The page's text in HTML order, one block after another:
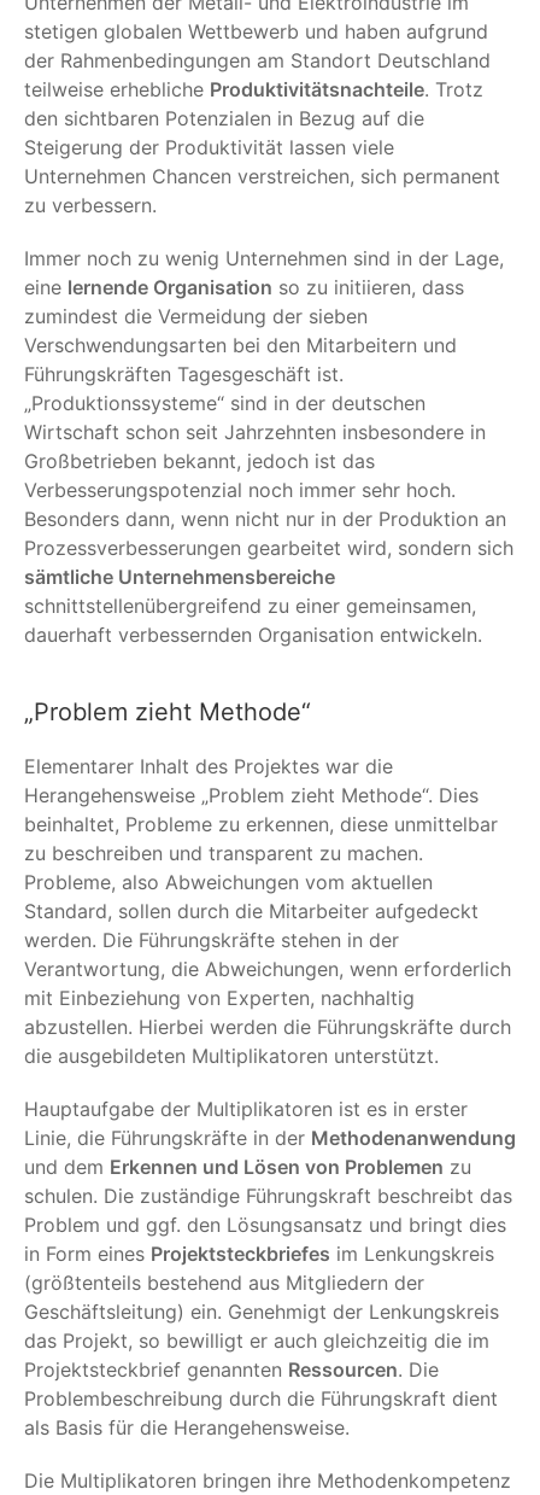
stetigen globalen Wettbewerb und haben aufgrund
der Rahmenbedingungen am Standort Deutschland
teilweise erhebliche Produktivitätsnachteile. Trotz
den sichtbaren Potenzialen in Bezug auf die
Steigerung der Produktivität lassen viele
Unternehmen Chancen verstreichen, sich permanent
zu verbessern.
Immer noch zu wenig Unternehmen sind in der Lage,
eine lernende Organisation so zu initiieren, dass
zumindest die Vermeidung der sieben
Verschwendungsarten bei den Mitarbeitern und
Führungskräften Tagesgeschäft ist.
„Produktionssysteme“ sind in der deutschen
Wirtschaft schon seit Jahrzehnten insbesondere in
Großbetrieben bekannt, jedoch ist das
Verbesserungspotenzial noch immer sehr hoch.
Besonders dann, wenn nicht nur in der Produktion an
Prozessverbesserungen gearbeitet wird, sondern sich
sämtliche Unternehmensbereiche
schnittstellenübergreifend zu einer gemeinsamen,
dauerhaft verbessernden Organisation entwickeln.
„Problem zieht Methode“
Elementarer Inhalt des Projektes war die
Herangehensweise „Problem zieht Methode“. Dies
beinhaltet, Probleme zu erkennen, diese unmittelbar
zu beschreiben und transparent zu machen.
Probleme, also Abweichungen vom aktuellen
Standard, sollen durch die Mitarbeiter aufgedeckt
werden. Die Führungskräfte stehen in der
Verantwortung, die Abweichungen, wenn erforderlich
mit Einbeziehung von Experten, nachhaltig
abzustellen. Hierbei werden die Führungskräfte durch
die ausgebildeten Multiplikatoren unterstützt.
Hauptaufgabe der Multiplikatoren ist es in erster
Linie, die Führungskräfte in der Methodenanwendung
und dem Erkennen und Lösen von Problemen zu
schulen. Die zuständige Führungskraft beschreibt das
Problem und ggf. den Lösungsansatz und bringt dies
in Form eines Projektsteckbriefes im Lenkungskreis
(größtenteils bestehend aus Mitgliedern der
Geschäftsleitung) ein. Genehmigt der Lenkungskreis
das Projekt, so bewilligt er auch gleichzeitig die im
Projektsteckbrief genannten Ressourcen. Die
Problembeschreibung durch die Führungskraft dient
als Basis für die Herangehensweise.
Die Multiplikatoren bringen ihre Methodenkompetenz